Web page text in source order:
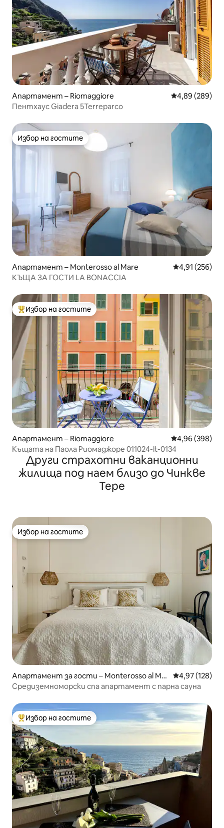
Апартамент – Riomaggiore Средна
4,89 (289)
Пентхаус Giadera 5Terreparco
Избор на гостите
Избор на гостите
Апартамент – Monterosso al Mare Средна
4,91 (256)
КЪЩА ЗА ГОСТИ LA BONACCIA
Най-популярен избор на гостите
Избор на гостите
Апартамент – Riomaggiore Средна
4,96 (398)
Къщата на Паола Риомаджоре 011024-lt-0134
Други страхотни ваканционни
жилища под наем близо до Чинкве
Тере
Избор на гостите
Избор на гостите
Апартамент за гости – Monterosso al Mar
e
Средна
4,97 (128)
Средиземноморски спа апартамент с парна сауна
Най-популярен избор на гостите
Избор на гостите